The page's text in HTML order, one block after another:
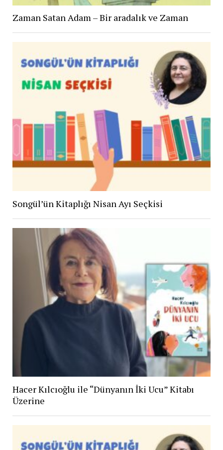
Zaman Satan Adam – Bir aradalık ve Zaman
Songül’ün Kitaplığı Nisan Ayı Seçkisi
Hacer Kılcıoğlu ile “Dünyanın İki Ucu” Kitabı
Üzerine